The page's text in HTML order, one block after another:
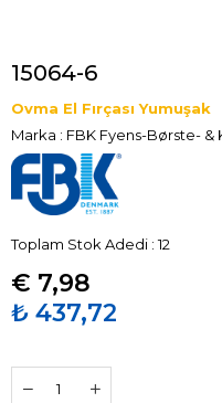
15064-6
Ovma El Fırçası Yumuşak
Marka : FBK Fyens-Børste- &
Toplam Stok Adedi : 12
€ 7,98
₺ 437,72